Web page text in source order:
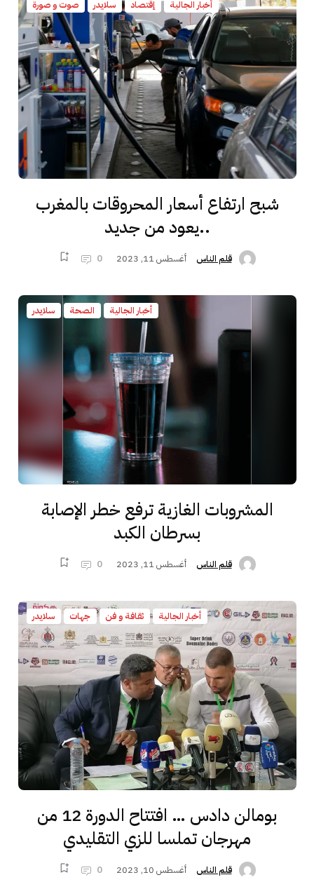
أخبار الجالية إقتصاد سلايدر صوت و صورة
شبح ارتفاع أسعار المحروقات بالمغرب
..يعود من جديد
قلم الناس أغسطس 11, 2023 0
أخبار الجالية الصحة سلايدر
المشروبات الغازية ترفع خطر الإصابة
بسرطان الكبد
قلم الناس أغسطس 11, 2023 0
أخبار الجالية ثقافة و فن جهات سلايدر
بومالن دادس … افتتاح الدورة 12 من
مهرجان تملسا للزي التقليدي
قلم الناس أغسطس 10, 2023 0